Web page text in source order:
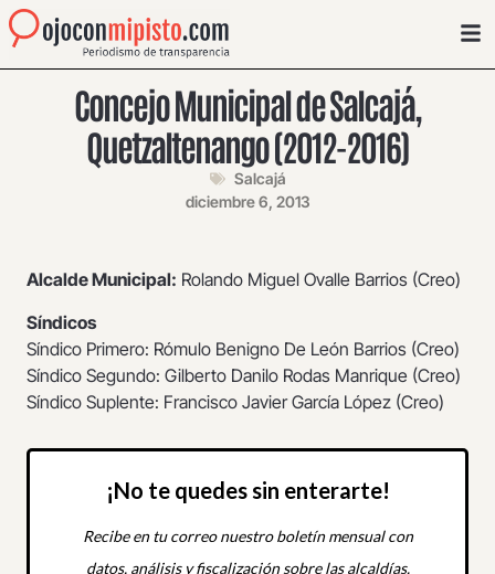
Concejo Municipal de Salcajá,
Quetzaltenango (2012-2016)
Salcajá
diciembre 6, 2013
Alcalde Municipal: Rolando Miguel Ovalle Barrios (Creo)
Síndicos
Síndico Primero: Rómulo Benigno De León Barrios (Creo)
Síndico Segundo: Gilberto Danilo Rodas Manrique (Creo)
Síndico Suplente: Francisco Javier García López (Creo)
¡No te quedes sin enterarte!
Recibe en tu correo nuestro boletín mensual con
datos, análisis y fiscalización sobre las alcaldías.